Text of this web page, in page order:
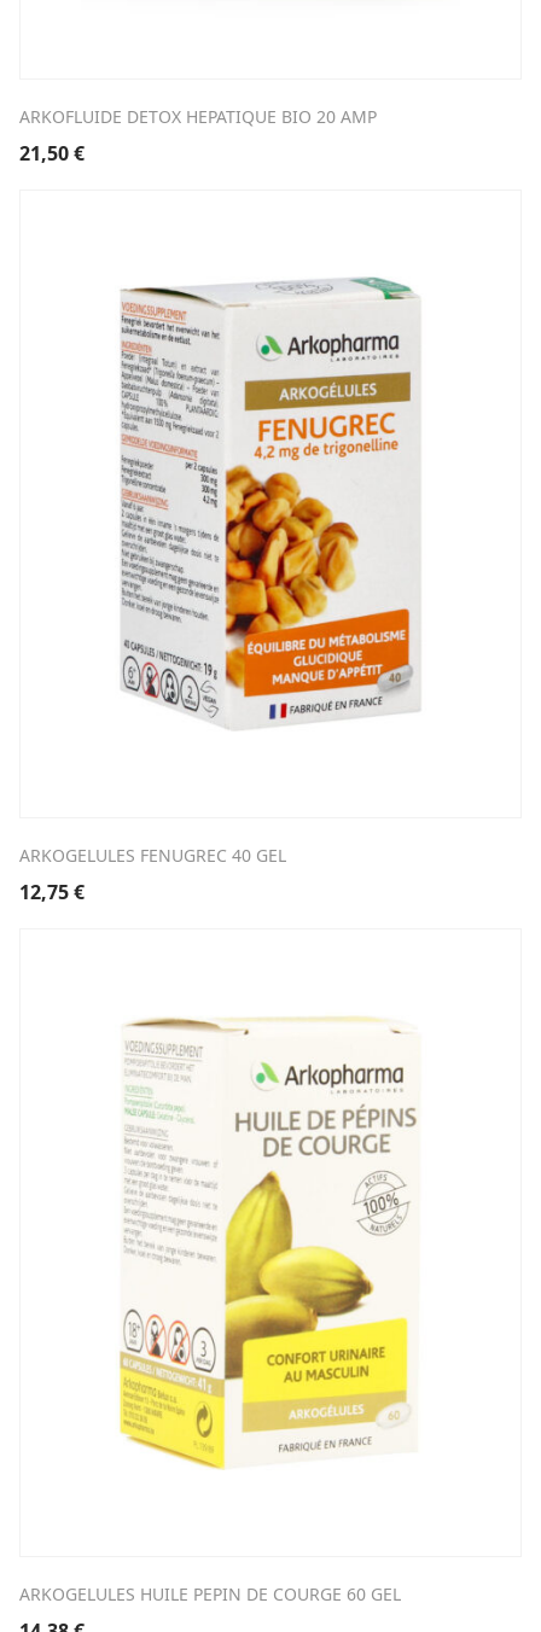
ARKOFLUIDE DETOX HEPATIQUE BIO 20 AMP
21,50€
ARKOGELULES FENUGREC 40 GEL
12,75€
ARKOGELULES HUILE PEPIN DE COURGE 60 GEL